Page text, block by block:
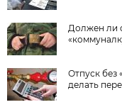
Должен ли
Отпуск без
делать